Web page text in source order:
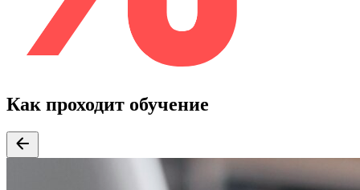
Как проходит обучение